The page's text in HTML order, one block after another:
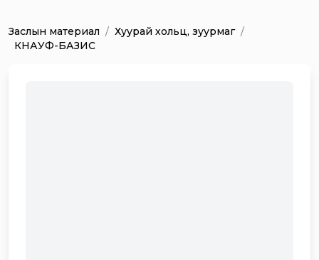
Заслын материал / Хуурай хольц, зуурмаг /
КНАУФ-БАЗИС